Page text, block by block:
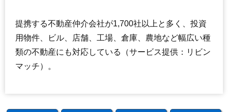
提携する不動産仲介会社が1,700社以上と多く、投資
用物件、ビル、店舗、工場、倉庫、農地など幅広い種
類の不動産にも対応している（サービス提供：リビン
マッチ）。